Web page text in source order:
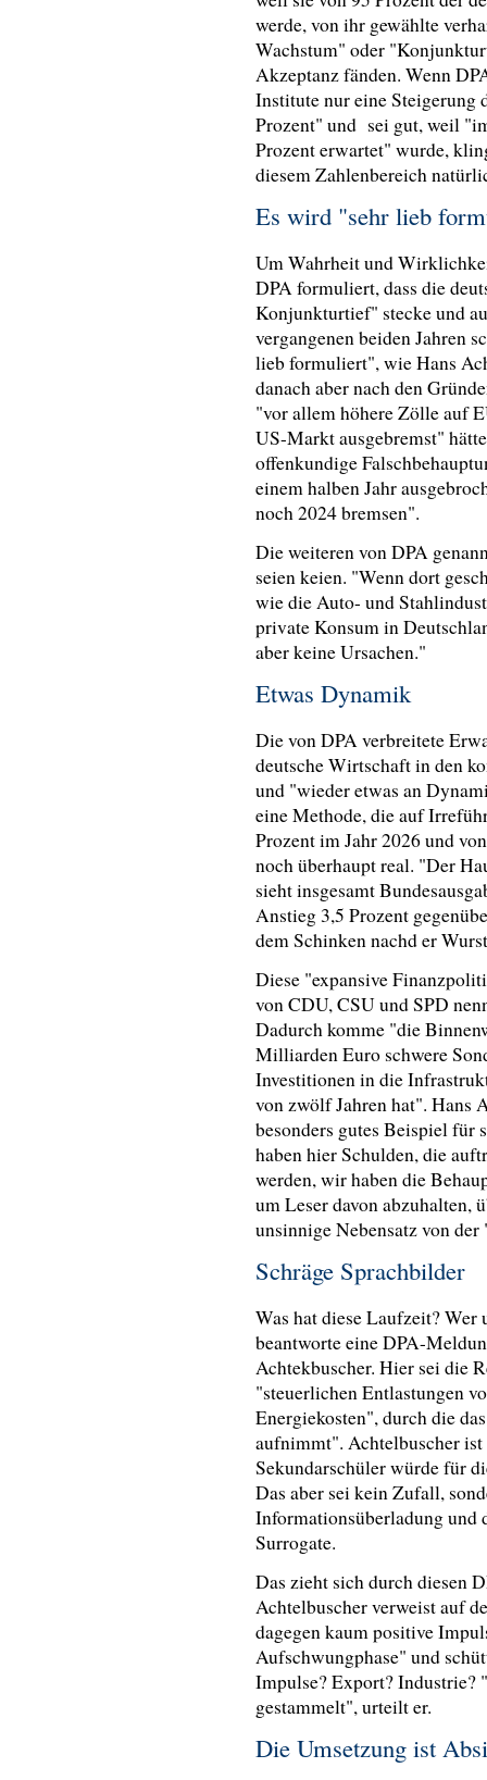
werde, von ihr gewählte
Wachstum" oder
Akzeptanz fänden. Wenn
Institute nur eine Steigerung
Prozent" und sei gut, weil
Prozent erwartet" wurde,
diesem Zahlenbereich
Es wird "sehr lieb
Um Wahrheit und
DPA formuliert, dass die
Konjunkturtief" stecke und
vergangenen beiden Jahren
lieb formuliert", wie Hans
danach aber nach den
"vor allem höhere Zölle auf
US-Markt ausgebremst"
offenkundige
einem halben Jahr
noch 2024 bremsen".
Die weiteren von DPA
seien keien. "Wenn dort
wie die Auto- und
private Konsum in
aber keine Ursachen."
Etwas Dynamik
Die von DPA verbreitete
deutsche Wirtschaft in den
und "wieder etwas an
eine Methode, die auf
Prozent im Jahr 2026 und
noch überhaupt real. "Der
sieht insgesamt
Anstieg 3,5 Prozent
dem Schinken nachd er
Diese "expansive
von CDU, CSU und SPD
Dadurch komme "die
Milliarden Euro schwere
Investitionen in die
von zwölf Jahren hat". Hans
besonders gutes Beispiel für
haben hier Schulden, die
werden, wir haben die
um Leser davon abzuhalten,
unsinnige Nebensatz von
Schräge Sprachbilder
Was hat diese Laufzeit?
beantworte eine DPA-
Achtekbuscher. Hier sei die
"steuerlichen Entlastungen
Energiekosten", durch die
aufnimmt". Achtelbuscher
Sekundarschüler würde für
Das aber sei kein Zufall,
Informationsüberladung und
Surrogate.
Das zieht sich durch diesen
Achtelbuscher verweist auf
dagegen kaum positive
Aufschwungphase" und
Impulse? Export? Industrie?
gestammelt", urteilt er.
Die Umsetzung ist